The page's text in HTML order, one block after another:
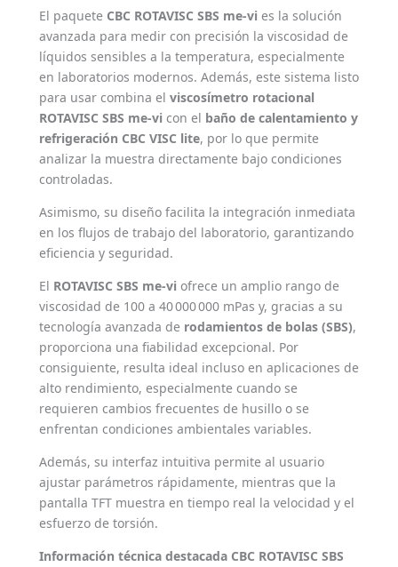
El paquete CBC ROTAVISC SBS me-vi es la solución
avanzada para medir con precisión la viscosidad de
líquidos sensibles a la temperatura, especialmente
en laboratorios modernos. Además, este sistema listo
para usar combina el viscosímetro rotacional
ROTAVISC SBS me-vi con el baño de calentamiento y
refrigeración CBC VISC lite, por lo que permite
analizar la muestra directamente bajo condiciones
controladas.
Asimismo, su diseño facilita la integración inmediata
en los flujos de trabajo del laboratorio, garantizando
eficiencia y seguridad.
El ROTAVISC SBS me-vi ofrece un amplio rango de
viscosidad de 100 a 40 000 000 mPas y, gracias a su
tecnología avanzada de rodamientos de bolas (SBS),
proporciona una fiabilidad excepcional. Por
consiguiente, resulta ideal incluso en aplicaciones de
alto rendimiento, especialmente cuando se
requieren cambios frecuentes de husillo o se
enfrentan condiciones ambientales variables.
Además, su interfaz intuitiva permite al usuario
ajustar parámetros rápidamente, mientras que la
pantalla TFT muestra en tiempo real la velocidad y el
esfuerzo de torsión.
Información técnica destacada CBC ROTAVISC SBS